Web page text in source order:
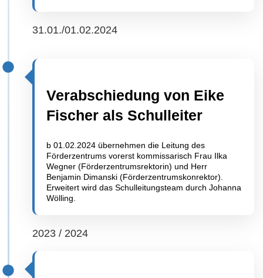
31.01./01.02.2024
Verabschiedung von Eike
Fischer als Schulleiter
b 01.02.2024 übernehmen die Leitung des
Förderzentrums vorerst kommissarisch Frau Ilka
Wegner (Förderzentrumsrektorin) und Herr
Benjamin Dimanski (Förderzentrumskonrektor).
Erweitert wird das Schulleitungsteam durch Johanna
Wölling.
2023 / 2024